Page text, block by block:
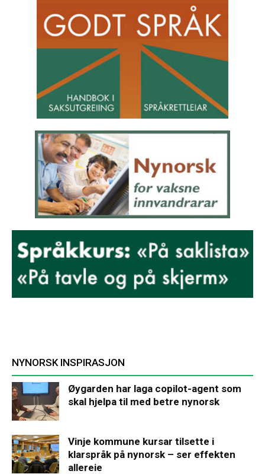
NYNORSK INSPIRASJON
Øygarden har laga copilot-agent som
skal hjelpa til med betre nynorsk
Vinje kommune kursar tilsette i
klarspråk på nynorsk – ser effekten
allereie